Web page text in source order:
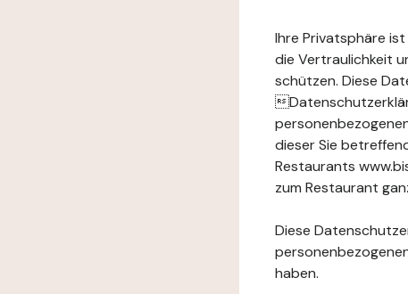
Ihre Privatsphäre
die Vertraulichkeit
schützen. Diese
dieser Sie
Restaurants
zum Restaurant
Diese
haben.